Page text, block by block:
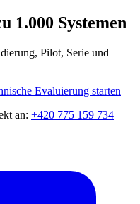
1.000 Systemen
Pilot, Serie und
Evaluierung starten
an: +420 775 159 734